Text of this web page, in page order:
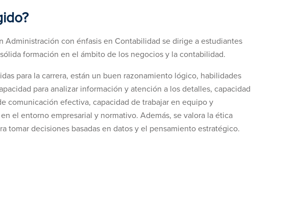
Administración con énfasis en Contabilidad se dirige a estudiantes
formación en el ámbito de los negocios y la contabilidad.
para la carrera, están un buen razonamiento lógico, habilidades
para analizar información y atención a los detalles, capacidad
comunicación efectiva, capacidad de trabajar en equipo y
el entorno empresarial y normativo. Además, se valora la ética
tomar decisiones basadas en datos y el pensamiento estratégico.